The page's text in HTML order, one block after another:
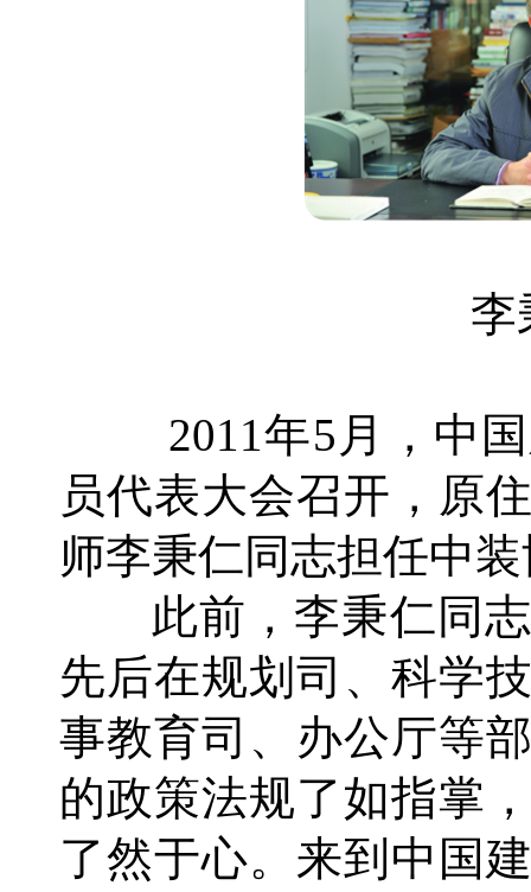
李
2011年5月，中国
员代表大会召开，原
师李秉仁同志担任中
此前，李秉仁同志
先后在规划司、科学
事教育司、办公厅等
的政策法规了如指掌
了然于心。来到中国